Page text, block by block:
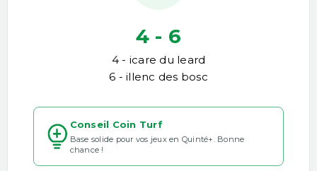
4 - 6
4 - icare du leard
6 - illenc des bosc
Conseil Coin Turf
Base solide pour vos jeux en Quinté+. Bonne
chance !